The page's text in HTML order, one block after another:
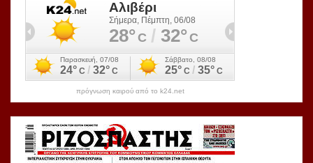
πρόγνωση καιρού από το k24.net